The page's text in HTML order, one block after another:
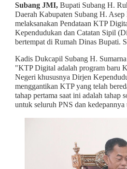
Subang JMI, Bupati Subang H.
Daerah Kabupaten Subang H.
melaksanakan Pendataan KTP
Kependudukan dan Catatan Sipil
bertempat di Rumah Dinas Bupati.
Kadis Dukcapil Subang H.
"KTP Digital adalah program baru
Negeri khususnya Dirjen
menggantikan KTP yang telah
tahap pertama saat ini adalah tahap
untuk seluruh PNS dan